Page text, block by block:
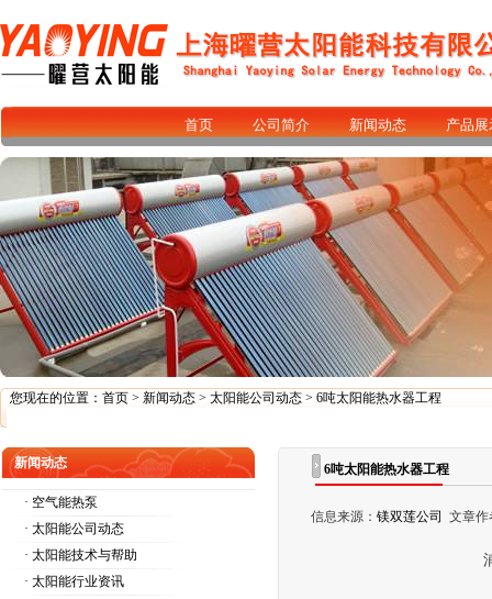
首页 公司简介 新闻动态 产品展
您现在的位置： 首页 > 新闻动态 > 太阳能公司动态 > 6吨太阳能热水器工程
新闻动态
· 空气能热泵
· 太阳能公司动态
· 太阳能技术与帮助
· 太阳能行业资讯
6吨太阳能热水器工程
信息来源：镁双莲公司 文章